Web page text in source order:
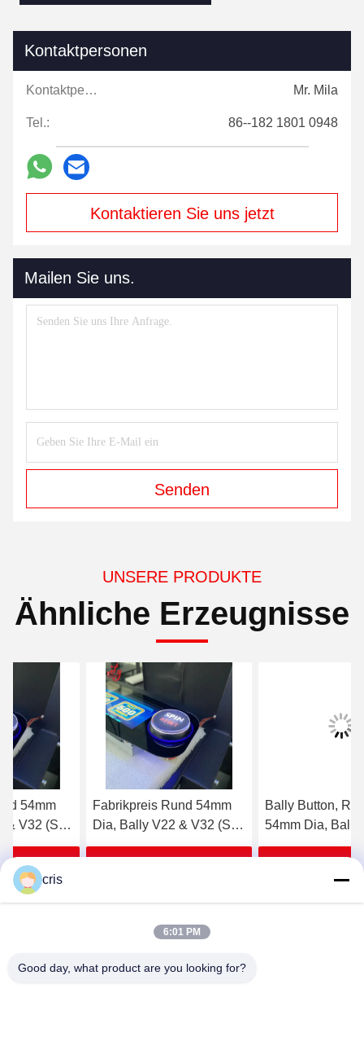
Kontaktpersonen
Kontaktpersonen: Mr. Mila
Tel.: 86--182 1801 0948
Kontaktieren Sie uns jetzt
Mailen Sie uns.
Senden
UNSERE PRODUKTE
Ähnliche Erzeugnisse
Fabrikpreis Rund 54mm
Dia, Bally V22 & V32 (SP-
RND-Bally) Bally Knopf
zum Verkauf
Erhalten Sie besten Preis
Bally Button, Runde
54mm Dia, Bally V22 &
V32 (SP-RND-Bally)
cris
6:01 PM
Good day, what product are you looking for?